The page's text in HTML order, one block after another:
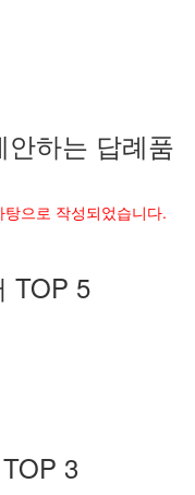
하는 답례품
으로 작성되었습니다.
TOP 5
3